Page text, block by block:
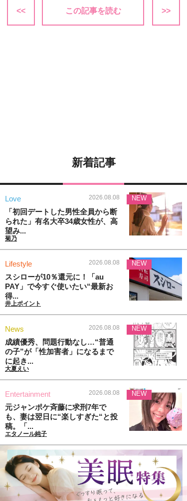
<< この記事を読む >>
新着記事
Love 2026.08.08
「初回デートした男性全員から断
られた」有名大卒34歳女性が、高
望み...
菊乃
NEW
Lifestyle 2026.08.08
スシローが10％還元に！「au
PAY」で今すぐ使いたい“最新お
得...
井上ポイント
NEW
News 2026.08.08
成績優秀、問題行動なし…“普通
の子”が「性加害者」になるまで
に起き...
大夏えい
NEW
Entertainment 2026.08.08
元ジャンポケ斉藤に求刑7年で
も、妻は翌日に“楽しすぎた“と投
稿。「...
エタノール純子
NEW